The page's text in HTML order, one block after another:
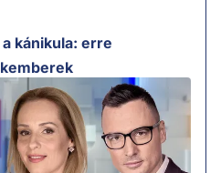
kánikula: erre